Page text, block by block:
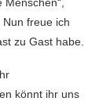
freue ich
zu Gast habe.
könnt ihr uns